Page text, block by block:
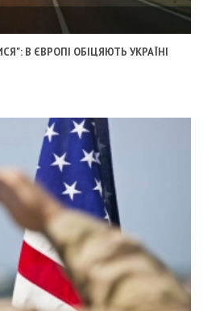
В ЄВРОПІ ОБІЦЯЮТЬ УКРАЇНІ